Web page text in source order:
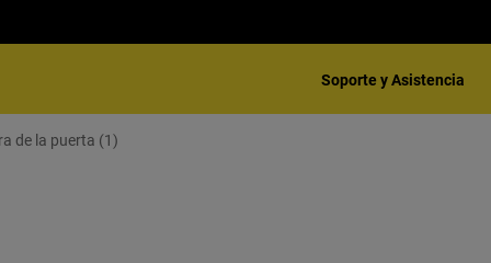
Soporte y Asistencia
de la puerta (1)